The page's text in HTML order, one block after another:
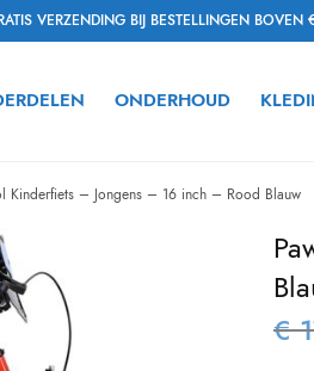
VERZENDING BIJ BESTELLINGEN
ONDERHOUD
Kinderfiets – Jongens – 16 inch – Rood Blauw
€